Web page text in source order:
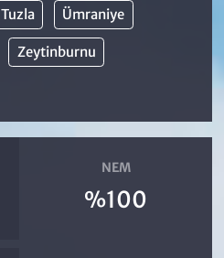
Tuzla Ümraniye
Zeytinburnu
NEM
%100